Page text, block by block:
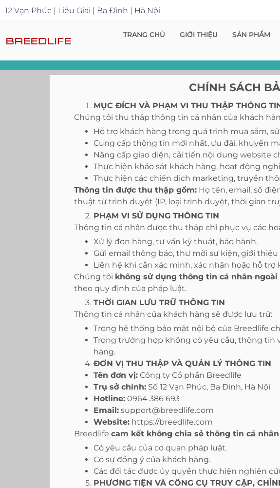
12 Vạn Phúc | Liễu Giai | Ba Đình | Hà Nội
TRANG CHỦ GIỚI THIỆU SẢN PHẨM
CHÍNH SÁCH
MỤC ĐÍCH VÀ PHẠM VI THU THẬP THÔNG
Chúng tôi thu thập thông tin cá nhân của khách
Hỗ trợ khách hàng trong quá trình mua sắm,
Cung cấp thông tin mới nhất, ưu đãi, khuyến
Nâng cấp giao diện, cải tiến nội dung website
Thực hiện khảo sát khách hàng, hoạt động
Thực hiện các chiến dịch marketing, truyền
Thông tin được thu thập gồm: Họ tên, email, số
thuật từ trình duyệt (IP, loại trình duyệt, thời gian
PHẠM VI SỬ DỤNG THÔNG TIN
Thông tin cá nhân được thu thập chỉ phục vụ các
Xử lý đơn hàng, tư vấn kỹ thuật, bảo hành.
Gửi email thông báo, thư mời sự kiện, giới
Liên hệ khi cần xác minh, xác nhận hoặc hỗ trợ
Chúng tôi không sử dụng thông tin cá nhân
theo quy định của pháp luật.
THỜI GIAN LƯU TRỮ THÔNG TIN
Thông tin cá nhân của khách hàng sẽ được lưu trữ:
Trong hệ thống bảo mật nội bộ của Breedlife
Trong trường hợp không có yêu cầu, thông tin
hàng.
ĐƠN VỊ THU THẬP VÀ QUẢN LÝ THÔNG TIN
Tên đơn vị: Công ty Cổ phần Breedlife
Trụ sở chính: Số 12 Vạn Phúc, Ba Đình, Hà Nội
Hotline: 0964 386 693
Email: support@breedlife.com
Website: https://breedlife.com
Breedlife cam kết không chia sẻ thông tin cá nhân
Có yêu cầu của cơ quan pháp luật.
Có sự đồng ý của khách hàng.
Các đối tác được ủy quyền thực hiện nghiên
PHƯƠNG TIỆN VÀ CÔNG CỤ TRUY CẬP,